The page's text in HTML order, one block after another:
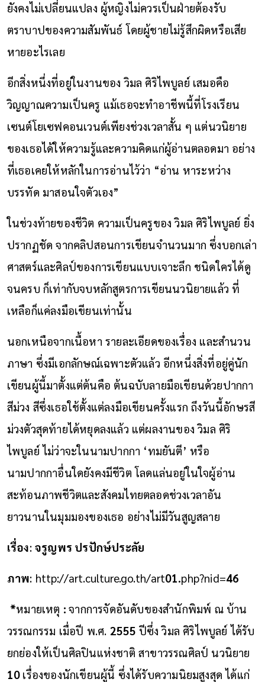
ยังคงไม่เปลี่ยนแปลง ผู้หญิงไม่ควรเป็นฝ่ายต้องรับ
ตราบาปของความสัมพันธ์ โดยผู้ชายไม่รู้สึกผิดหรือเสีย
หายอะไรเลย
อีกสิ่งหนึ่งที่อยู่ในงานของ วิมล ศิริไพบูลย์ เสมอคือ
วิญญาณความเป็นครู แม้เธอจะทำอาชีพนี้ที่โรงเรียน
เซนต์โยเซฟคอนเวนต์เพียงช่วงเวลาสั้น ๆ แต่นวนิยาย
ของเธอได้ให้ความรู้และความคิดแก่ผู้อ่านตลอดมา อย่าง
ที่เธอเคยให้หลักในการอ่านไว้ว่า “อ่าน หาระหว่าง
บรรทัด มาสอนใจตัวเอง”
ในช่วงท้ายของชีวิต ความเป็นครูของ วิมล ศิริไพบูลย์ ยิ่ง
ปรากฏชัด จากคลิปสอนการเขียนจำนวนมาก ซึ่งบอกเล่า
ศาสตร์และศิลป์ของการเขียนแบบเจาะลึก ชนิดใครได้ดู
จนครบ ก็เท่ากับจบหลักสูตรการเขียนนวนิยายแล้ว ที่
เหลือก็แค่ลงมือเขียนเท่านั้น
นอกเหนือจากเนื้อหา รายละเอียดของเรื่อง และสำนวน
ภาษา ซึ่งมีเอกลักษณ์เฉพาะตัวแล้ว อีกหนึ่งสิ่งที่อยู่คู่นัก
เขียนผู้นี้มาตั้งแต่ต้นคือ ต้นฉบับลายมือเขียนด้วยปากกา
สีม่วง สีซึ่งเธอใช้ตั้งแต่ลงมือเขียนครั้งแรก ถึงวันนี้อักษรสี
ม่วงตัวสุดท้ายได้หยุดลงแล้ว แต่ผลงานของ วิมล ศิริ
ไพบูลย์ ไม่ว่าจะในนามปากกา ‘ทมยันตี’ หรือ
นามปากกาอื่นใดยังคงมีชีวิต โลดแล่นอยู่ในใจผู้อ่าน
สะท้อนภาพชีวิตและสังคมไทยตลอดช่วงเวลาอัน
ยาวนานในมุมมองของเธอ อย่างไม่มีวันสูญสลาย
เรื่อง:จรูญพร ปรปักษ์ประลัย
ภาพ: http://art.culture.go.th/art01.php?nid=46
*หมายเหตุ :จากการจัดอันดับของสำนักพิมพ์ ณ บ้าน
วรรณกรรม เมื่อปี พ.ศ. 2555 ปีซึ่ง วิมล ศิริไพบูลย์ ได้รับ
ยกย่องให้เป็นศิลปินแห่งชาติ สาขาวรรณศิลป์ นวนิยาย
10 เรื่องของนักเขียนผู้นี้ ซึ่งได้รับความนิยมสูงสุด ได้แก่